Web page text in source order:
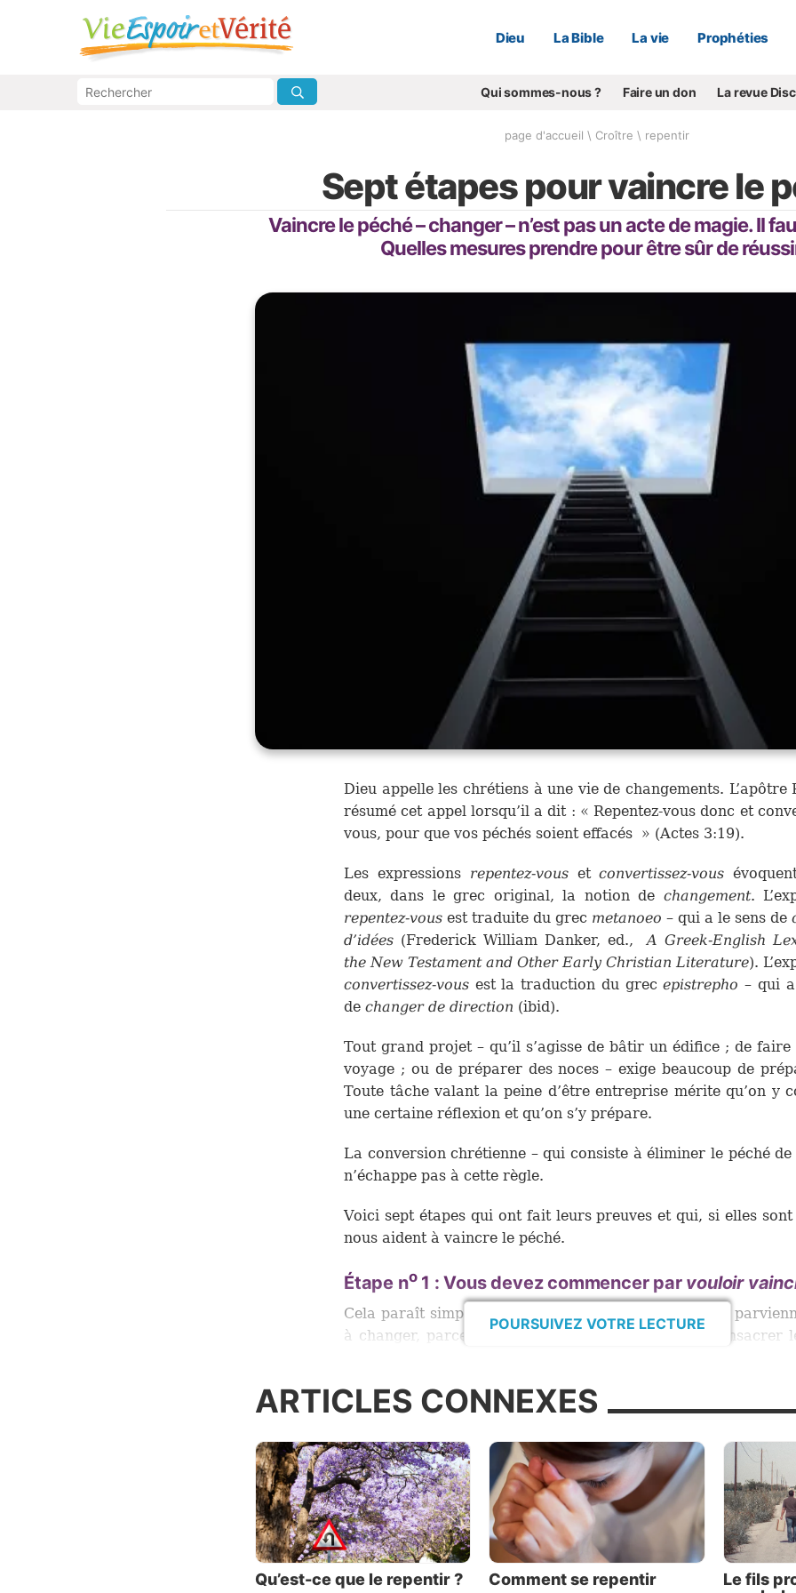
Dieu La Bible La vie Prophéties
Qui sommes-nous ? Faire un don La revue
page d'accueil \ Croître \ repentir
Sept étapes pour vaincre le
Vaincre le péché – changer – n’est pas un acte de magie. Il
Quelles mesures prendre pour être sûr de
Dieu appelle les chrétiens à une vie de changements. L’apôtre
résumé cet appel lorsqu’il a dit : « Repentez-vous donc et
vous, pour que vos péchés soient effacés » (Actes 3:19).
Les expressions repentez-vousetconvertissez-vous
deux, dans le grec original, la notion de changement.
repentez-vous est traduite du grec metanoeo – qui a le sens de
d’idées (Frederick William Danker, ed., A Greek-English
the New Testament and Other Early Christian Literature).
convertissez-vous est la traduction du grecepistrepho – qui
de changer de direction (ibid).
Tout grand projet – qu’il s’agisse de bâtir un édifice ; de faire
voyage ; ou de préparer des noces – exige beaucoup de
Toute tâche valant la peine d’être entreprise mérite qu’on y
une certaine réflexion et qu’on s’y prépare.
La conversion chrétienne – qui consiste à éliminer le péché de
n’échappe pas à cette règle.
Voici sept étapes qui ont fait leurs preuves et qui, si elles sont
nous aident à vaincre le péché.
Étape no1 : Vous devez commencer par vouloir
Cela paraît simple, et pourtant, beaucoup de gens ne
à changer, parce qu’ils ne veulent pas réellement consacrer
sommes pas disposés à faire le nécessaire pour nous
Nous trouvons généralement le temps de faire ce qui nous
nous ne laissons généralement rien ni personne s’y opposer.
au lendemain ce que nous devrions faire le jour-même est
Pourquoi ne parvenons-nous pas à nous débarrasser de nos
habitudes, des mots et des mauvaises pensées qui nous
POURSUIVEZ VOTRE LECTURE
ARTICLES CONNEXES
Qu’est-ce que le repentir ? Comment se repentir
Le fils